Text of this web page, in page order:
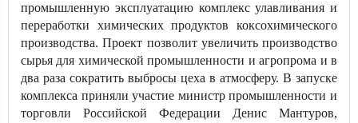
промышленную эксплуатацию комплекс улавливания и
переработки химических продуктов коксохимического
производства. Проект позволит увеличить производство
сырья для химической промышленности и агропрома и в
два раза сократить выбросы цеха в атмосферу. В запуске
комплекса приняли участие министр промышленности и
торговли Российской Федерации Денис Мантуров,